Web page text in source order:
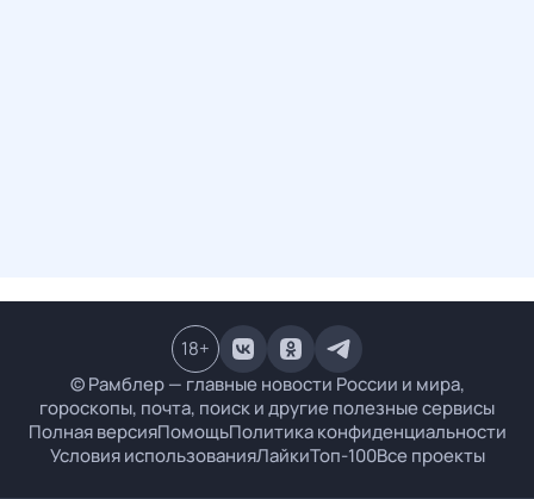
© Рамблер — главные новости России и мира,
гороскопы, почта, поиск и другие полезные сервисы
Полная версияПомощьПолитика конфиденциальности
Условия использованияЛайкиТоп-100Все проекты
18+